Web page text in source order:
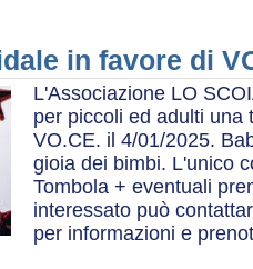
in favore di
L'Associazione LO
per piccoli ed adulti una
VO.CE. il 4/01/2025.
gioia dei bimbi. L'unico
Tombola + eventuali
interessato può
per informazioni e